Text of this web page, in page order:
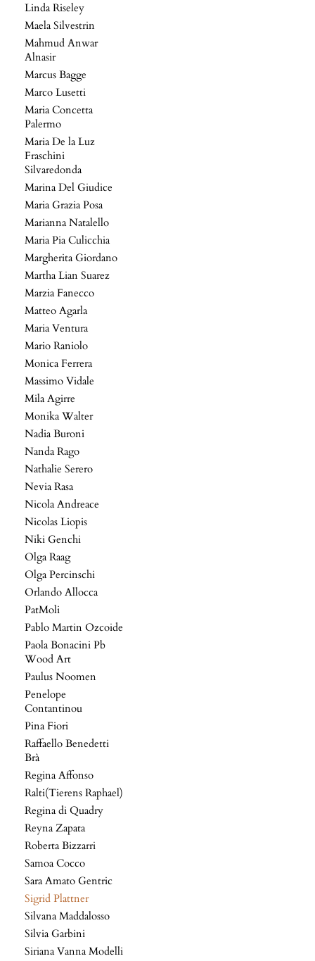
Linda Riseley
Maela Silvestrin
Mahmud Anwar
Alnasir
Marcus Bagge
Marco Lusetti
Maria Concetta
Palermo
Maria De la Luz
Fraschini
Silvaredonda
Marina Del Giudice
Maria Grazia Posa
Marianna Natalello
Maria Pia Culicchia
Margherita Giordano
Martha Lian Suarez
Marzia Fanecco
Matteo Agarla
Maria Ventura
Mario Raniolo
Monica Ferrera
Massimo Vidale
Mila Agirre
Monika Walter
Nadia Buroni
Nanda Rago
Nathalie Serero
Nevia Rasa
Nicola Andreace
Nicolas Liopis
Niki Genchi
Olga Raag
Olga Percinschi
Orlando Allocca
PatMoli
Pablo Martin Ozcoide
Paola Bonacini Pb
Wood Art
Paulus Noomen
Penelope
Contantinou
Pina Fiori
Raffaello Benedetti
Brà
Regina Affonso
Ralti(Tierens Raphael)
Regina di Quadry
Reyna Zapata
Roberta Bizzarri
Samoa Cocco
Sara Amato Gentric
Sigrid Plattner
Silvana Maddalosso
Silvia Garbini
Siriana Vanna Modelli